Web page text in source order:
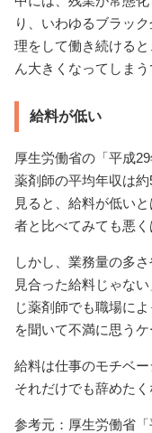
り、いわゆるブラッ
理をして働き続ける
ん大きくなってしまう
給料が低い
厚生労働省の「平成
薬剤師の平均年収は
見ると、給料が低い
者と比べてみても悪く
しかし、業務量の多
見合った給料じゃな
じ薬剤師でも職場に
を聞いて不満に思うケ
給料は仕事のモチベー
それだけでも辞めたく
参考元：厚生労働省